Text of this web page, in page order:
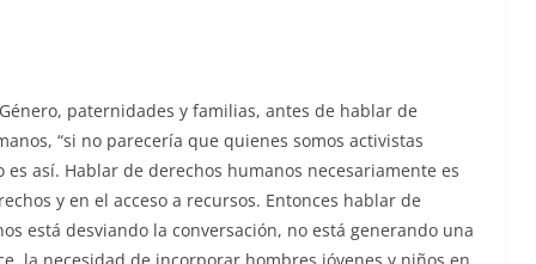
paternidades y familias, antes de hablar de
“si no parecería que quienes somos activistas
así. Hablar de derechos humanos necesariamente es
y en el acceso a recursos. Entonces hablar de
está desviando la conversación, no está generando una